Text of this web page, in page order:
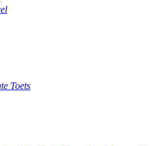
Toets